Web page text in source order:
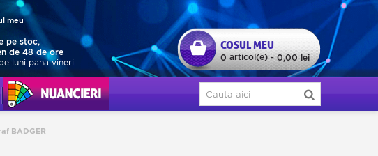
COSUL MEU
0 articol(e) - 0,00 lei
meu
pe stoc,
de 48 de ore
luni pana vineri
NUANCIERI
BADGER